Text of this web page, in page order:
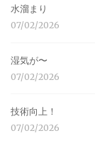
水溜まり
07/02/2026
湿気が〜
07/02/2026
技術向上！
07/02/2026